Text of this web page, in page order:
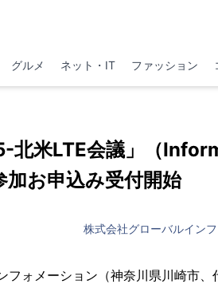
グルメ ネット・IT ファッション
北米LTE会議」（
お申込み受付開始
株式会社グローバルイン
ォメーション（神奈川県川崎市、